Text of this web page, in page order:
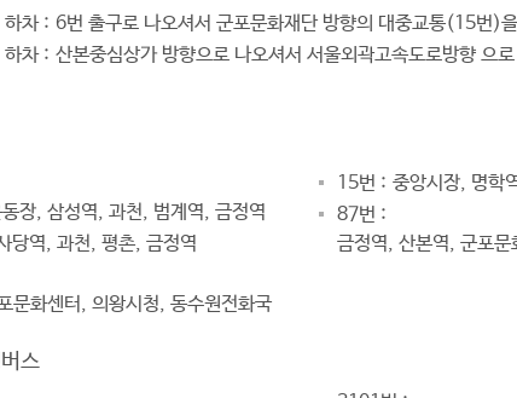
하차 : 6번 출구로 나오셔서 군포문화재단 방향의 대중교통(15번)
하차 : 산본중심상가 방향으로 나오셔서 서울외곽고속도로방향 으
장, 삼성역, 과천, 범계역, 금정역
당역, 과천, 평촌, 금정역
문화센터, 의왕시청, 동수원전화국
15번 : 중앙시장, 명학
87번 :
금정역, 산본역, 군포
스